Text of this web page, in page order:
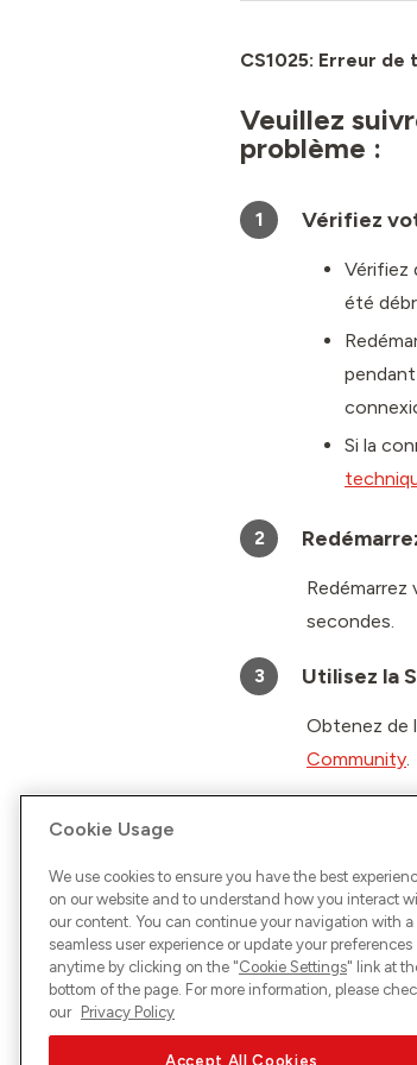
CS1025: Erreur
Veuillez
problème :
1 Vérifiez
Vérifiez
été
Si la
2
secondes.
3 Utilisez la
Obtenez de
Community.
Si le
Cookie Usage
We use cookies to ensure you have the best
on our website and to understand how you interact
our content. You can continue your navigation with a
seamless user experience or update your preferences
anytime by clicking on the "Cookie Settings" link at
bottom of the page. For more information, please
our Privacy Policy
Accept All Cookies